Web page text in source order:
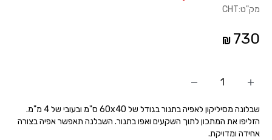
שבלונה מסיליקון לאפיה בתנור בגודל של 60x40 ס"מ ובעובי של 4 מ"מ.
הזליפו את המתכון לתוך השקעים ואפו בתנור. השבלנה תאפשר אפיה בצורה
אחידה ומדויקת.
מק"ט:CHT
מוצר
מוצר
730